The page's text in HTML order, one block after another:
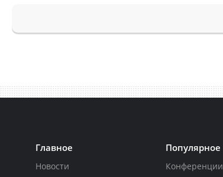
Главное
Новости
Популярное
Конференции